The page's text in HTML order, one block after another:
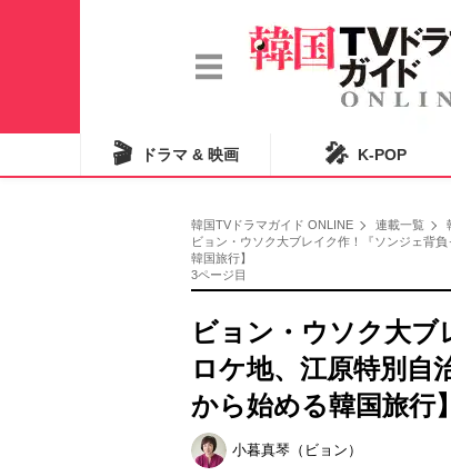
🎬 ドラマ & 映画 🎤 K-POP
韓国TVドラマガイド ONLINE 連載一覧
ビョン・ウソク大ブレイク作！『ソンジェ背
韓国旅行】
3ページ目
ビョン・ウソク大ブ
ロケ地、江原特別自
から始める韓国旅行】
小暮真琴（ビョン）